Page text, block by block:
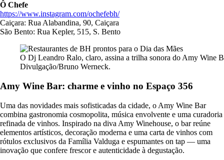
Ô Chefe
https://www.instagram.com/ochefebh/
Caiçara: Rua Alabandina, 90, Caiçara
São Bento: Rua Kepler, 515, S. Bento
O Dj Leandro Ralo, claro, assina a trilha sonora do Amy Wine
Divulgação/Bruno Werneck.
Amy Wine Bar: charme e vinho no Espaço 356
Uma das novidades mais sofisticadas da cidade, o Amy Wine Bar
combina gastronomia cosmopolita, música envolvente e uma curadoria
refinada de vinhos. Inspirado na diva Amy Winehouse, o bar reúne
elementos artísticos, decoração moderna e uma carta de vinhos com
rótulos exclusivos da Família Valduga e espumantes on tap — uma
inovação que confere frescor e autenticidade à degustação.